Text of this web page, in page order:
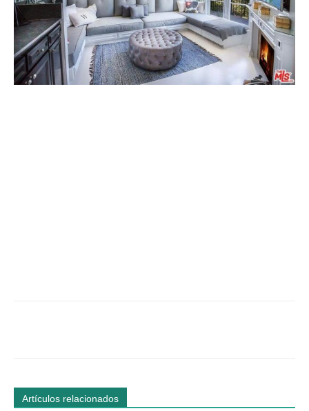
Artículos relacionados